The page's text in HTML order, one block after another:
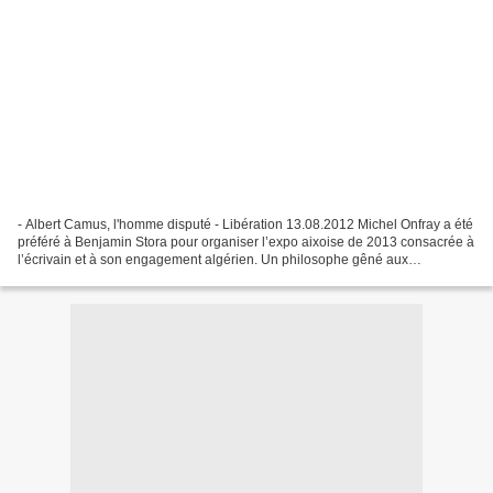
- Albert Camus, l'homme disputé - Libération 13.08.2012 Michel Onfray a été
préféré à Benjamin Stora pour organiser l’expo aixoise de 2013 consacrée à
l’écrivain et à son engagement algérien. Un philosophe gêné aux